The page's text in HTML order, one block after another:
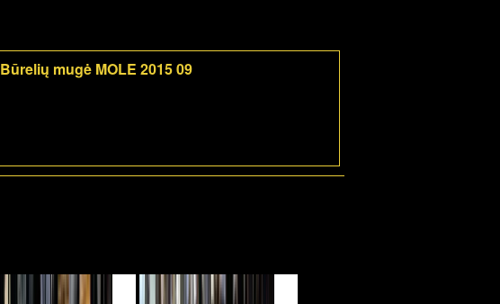
Būrelių mugė MOLE 2015 09